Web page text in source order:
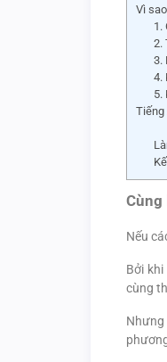
Vì
1.
2.
3.
4.
5.
Tiếng
Cùng
Nếu
Bởi
cùng